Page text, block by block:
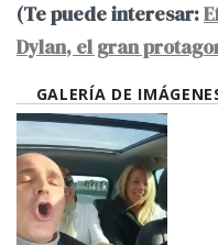
(Te puede interesar:
Dylan, el gran
GALERÍA DE